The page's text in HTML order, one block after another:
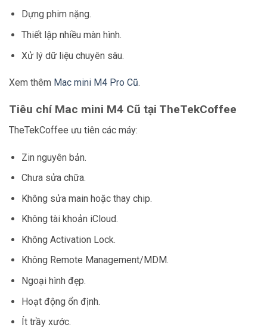
Dựng phim nặng.
Thiết lập nhiều màn hình.
Xử lý dữ liệu chuyên sâu.
Xem thêm Mac mini M4 Pro Cũ.
Tiêu chí Mac mini M4 Cũ tại TheTekCoffee
TheTekCoffee ưu tiên các máy:
Zin nguyên bản.
Chưa sửa chữa.
Không sửa main hoặc thay chip.
Không tài khoản iCloud.
Không Activation Lock.
Không Remote Management/MDM.
Ngoại hình đẹp.
Hoạt động ổn định.
Ít trầy xước.